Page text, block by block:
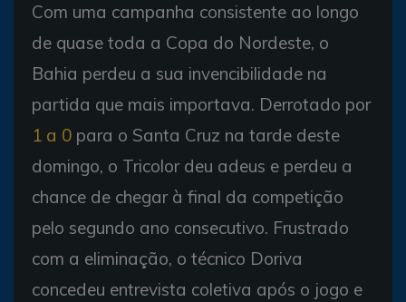
Com uma campanha consistente ao longo
de quase toda a Copa do Nordeste, o
Bahia perdeu a sua invencibilidade na
partida que mais importava. Derrotado por
1 a 0 para o Santa Cruz na tarde deste
domingo, o Tricolor deu adeus e perdeu a
chance de chegar à final da competição
pelo segundo ano consecutivo. Frustrado
com a eliminação, o técnico Doriva
concedeu entrevista coletiva após o jogo e